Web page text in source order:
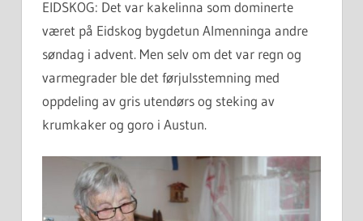
EIDSKOG: Det var kakelinna som dominerte
været på Eidskog bygdetun Almenninga andre
søndag i advent. Men selv om det var regn og
varmegrader ble det førjulsstemning med
oppdeling av gris utendørs og steking av
krumkaker og goro i Austun.